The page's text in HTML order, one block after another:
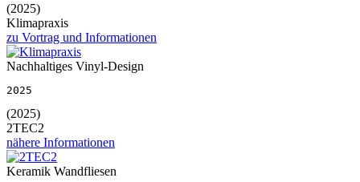
(2025)
Klimapraxis
zu Vortrag und Informationen
Nachhaltiges Vinyl-Design
2025
(2025)
2TEC2
nähere Informationen
Keramik Wandfliesen